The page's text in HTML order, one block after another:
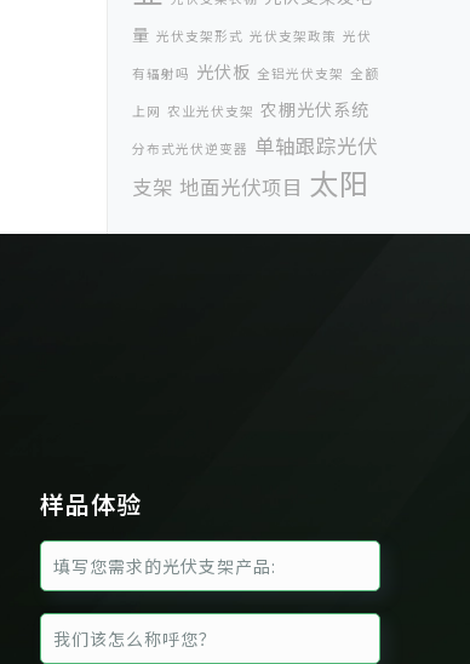
量 光伏支架形式 光伏支架政策 光伏
有辐射吗 光伏板 全铝光伏支架 全额
上网 农业光伏支架 农棚光伏系统
分布式光伏逆变器 单轴跟踪光伏
支架 地面光伏项目 太阳
能光伏太阳能光
法国光伏展
惟 科盛跟踪支架
自用 菲律宾展 越南国际未来能源
展 越南能源展
样品体验